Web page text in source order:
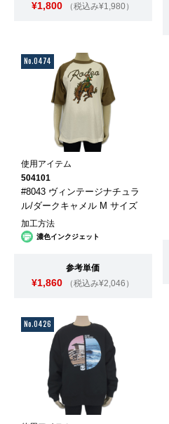
¥1,800 （税込み¥1,980）
No.0474
使用アイテム
504101
#8043 ヴィンテージナチュラ
ル/ダークキャメル M サイズ
加工方法
濃色インクジェット
参考単価
¥1,860 （税込み¥2,046）
No.0426